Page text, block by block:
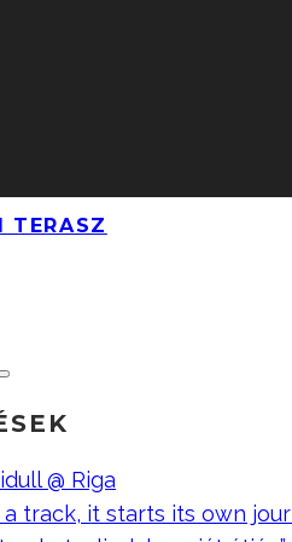
TERASZ
@ Riga
a track, it starts its own